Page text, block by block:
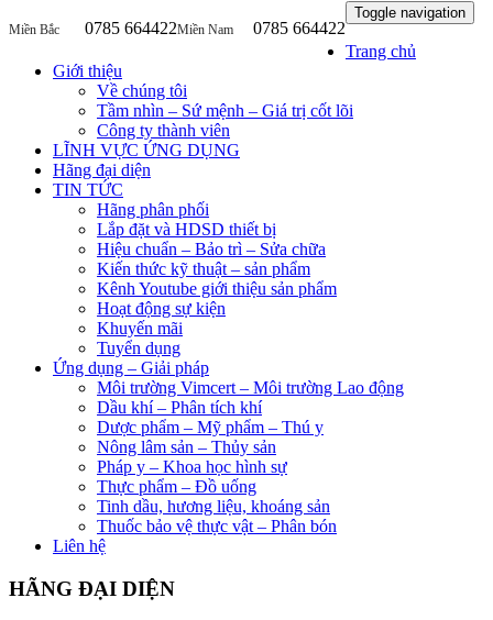
Miền Bắc 0785 664422Miền Nam 0785 664422
Toggle navigation
Trang chủ
Giới thiệu
Về chúng tôi
Tầm nhìn – Sứ mệnh – Giá trị cốt lõi
Công ty thành viên
LĨNH VỰC ỨNG DỤNG
Hãng đại diện
TIN TỨC
Hãng phân phối
Lắp đặt và HDSD thiết bị
Hiệu chuẩn – Bảo trì – Sửa chữa
Kiến thức kỹ thuật – sản phẩm
Kênh Youtube giới thiệu sản phẩm
Hoạt động sự kiện
Khuyến mãi
Tuyển dụng
Ứng dụng – Giải pháp
Môi trường Vimcert – Môi trường Lao động
Dầu khí – Phân tích khí
Dược phẩm – Mỹ phẩm – Thú y
Nông lâm sản – Thủy sản
Pháp y – Khoa học hình sự
Thực phẩm – Đồ uống
Tinh dầu, hương liệu, khoáng sản
Thuốc bảo vệ thực vật – Phân bón
Liên hệ
HÃNG ĐẠI DIỆN